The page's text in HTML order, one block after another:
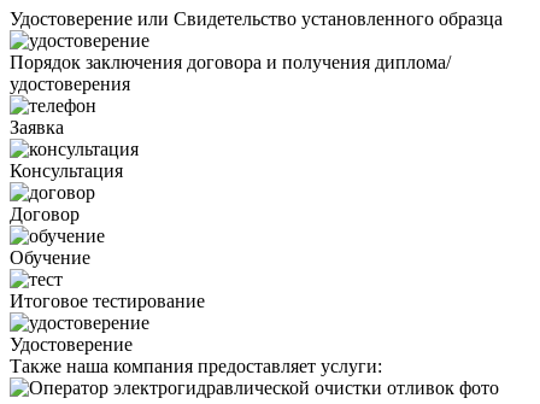
Удостоверение или Свидетельство установленного образца
Порядок заключения договора и получения диплома/
удостоверения
Заявка
Консультация
Договор
Обучение
Итоговое тестирование
Удостоверение
Также наша компания предоставляет услуги: